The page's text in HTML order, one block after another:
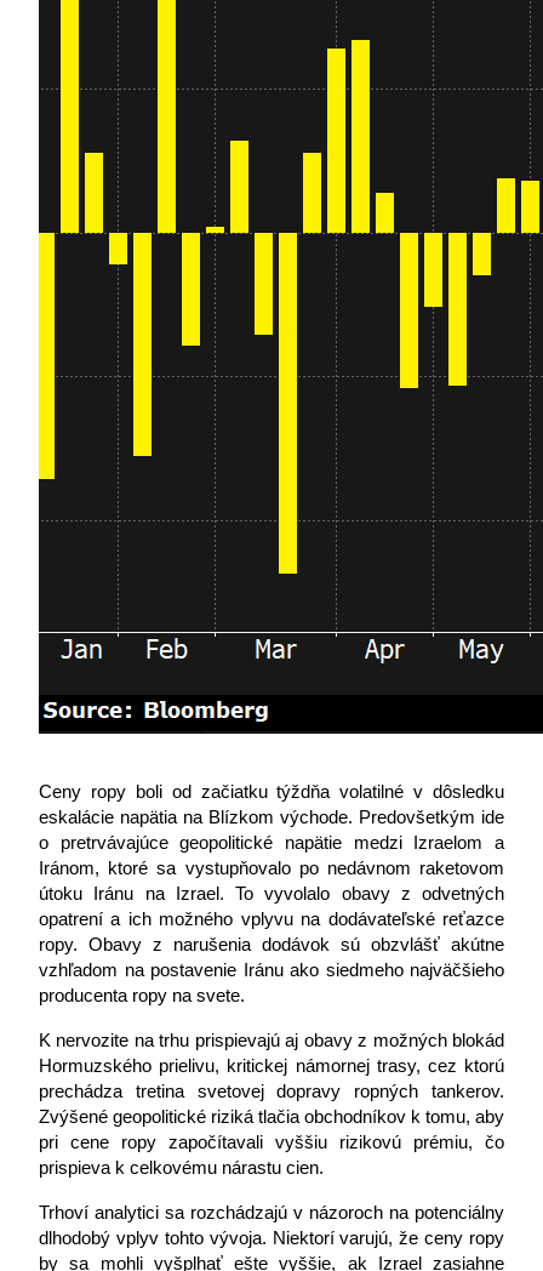
Ceny ropy boli od začiatku týždňa volatilné v dôsledku
eskalácie napätia na Blízkom východe. Predovšetkým ide
o pretrvávajúce geopolitické napätie medzi Izraelom a
Iránom, ktoré sa vystupňovalo po nedávnom raketovom
útoku Iránu na Izrael. To vyvolalo obavy z odvetných
opatrení a ich možného vplyvu na dodávateľské reťazce
ropy. Obavy z narušenia dodávok sú obzvlášť akútne
vzhľadom na postavenie Iránu ako siedmeho najväčšieho
producenta ropy na svete.
K nervozite na trhu prispievajú aj obavy z možných blokád
Hormuzského prielivu, kritickej námornej trasy, cez ktorú
prechádza tretina svetovej dopravy ropných tankerov.
Zvýšené geopolitické riziká tlačia obchodníkov k tomu, aby
pri cene ropy započítavali vyššiu rizikovú prémiu, čo
prispieva k celkovému nárastu cien.
Trhoví analytici sa rozchádzajú v názoroch na potenciálny
dlhodobý vplyv tohto vývoja. Niektorí varujú, že ceny ropy
by sa mohli vyšplhať ešte vyššie, ak Izrael zasiahne